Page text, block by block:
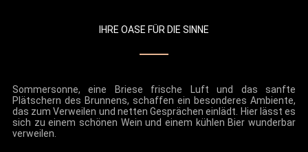
IHRE OASE FÜR DIE SINNE
Sommersonne, eine Briese frische Luft und das sanfte
Plätschern des Brunnens, schaffen ein besonderes Ambiente,
das zum Verweilen und netten Gesprächen einlädt. Hier lässt es
sich zu einem schönen Wein und einem kühlen Bier wunderbar
verweilen.